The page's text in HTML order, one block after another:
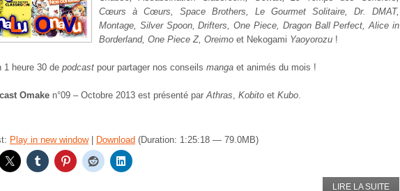
Cœurs à Cœurs, Space Brothers, Le Gourmet Solitaire, Dr. DMAT,
Montage, Silver Spoon, Drifters, One Piece, Dragon Ball Perfect, Alice in
Borderland, One Piece Z, Oreimo et Nekogami Yaoyorozu !
1 heure 30 de podcast pour partager nos conseils manga et animés du mois !
Omake n°09 – Octobre 2013 est présenté parAthras, Kobito et Kubo.
Play in new window| Download (Duration: 1:25:18 — 79.0MB)
LIRE LA SUITE